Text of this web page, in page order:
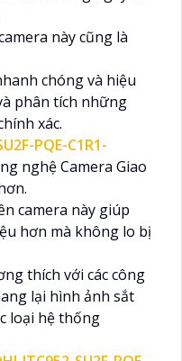
này cũng là
chóng và hiệu
phân tích những
xác.
PQE-C1R1-
nghệ Camera Giao
camera này giúp
hơn mà không lo bị
thích với các công
lại hình ảnh sắt
loại hệ thống